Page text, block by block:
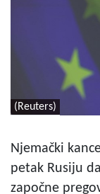
(Reuters)
Njemački
petak Rusiju
započne